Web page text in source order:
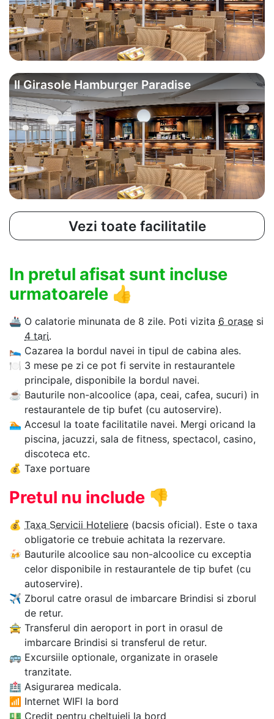
Il Girasole Hamburger Paradise
Vezi toate facilitatile
In pretul afisat sunt incluse
urmatoarele 👍
🚢 O calatorie minunata de 8 zile. Poti vizita 6 orase si
4 tari.
🛌 Cazarea la bordul navei in tipul de cabina ales.
🍽 3 mese pe zi ce pot fi servite in restaurantele
principale, disponibile la bordul navei.
☕ Bauturile non-alcoolice (apa, ceai, cafea, sucuri) in
restaurantele de tip bufet (cu autoservire).
🏊‍ Accesul la toate facilitatile navei. Mergi oricand la
piscina, jacuzzi, sala de fitness, spectacol, casino,
discoteca etc.
💰 Taxe portuare
Pretul nu include 👎
💰 Taxa Servicii Hoteliere (bacsis oficial). Este o taxa
obligatorie ce trebuie achitata la rezervare.
🍻 Bauturile alcoolice sau non-alcoolice cu exceptia
celor disponibile in restaurantele de tip bufet (cu
autoservire).
✈ Zborul catre orasul de imbarcare Brindisi si zborul
de retur.
🚖 Transferul din aeroport in port in orasul de
imbarcare Brindisi si transferul de retur.
🚌 Excursiile optionale, organizate in orasele
tranzitate.
🏥 Asigurarea medicala.
📶 Internet WIFI la bord
💵 Credit pentru cheltuieli la bord